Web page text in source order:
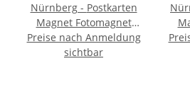
Nürnberg - Postkarten
Magnet Fotomagnet
Germany Deutschland
Altstadt Burg
Preise nach Anmeldung
sichtbar